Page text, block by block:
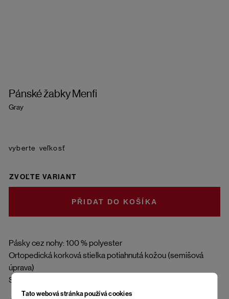
Tato webová stránka používá cookies
Pánské žabky Menfi
Gray
Pásky cez nohy: 100 % polyester
Ortopedická korková stielka potiahnutá kožou (semišová
úprava)
Spodná časť podrážky: EVA (etylvinylacetate)
veľkosť
ZVOĽTE VARIANT
DO KOŠÍKA